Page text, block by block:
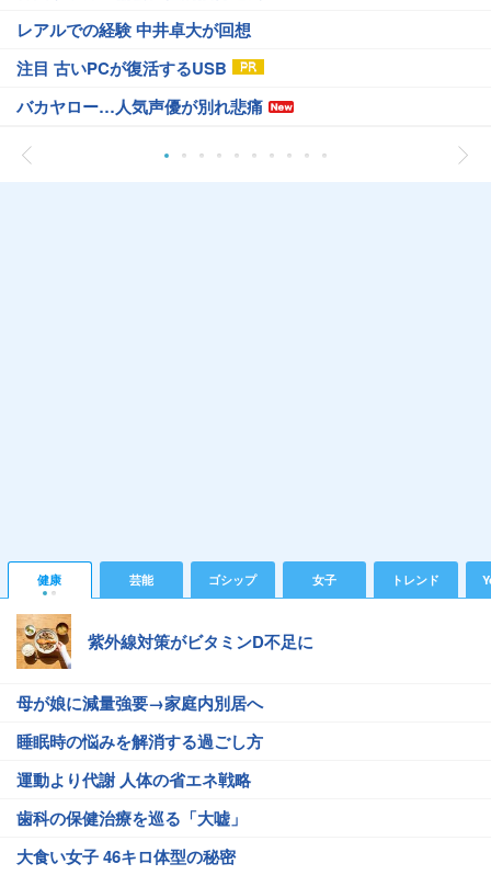
レアルでの経験 中井卓大が回想
注目 古いPCが復活するUSB
バカヤロー…人気声優が別れ悲痛
健康 芸能 ゴシップ 女子 トレンド
紫外線対策がビタミンD不足に
母が娘に減量強要→家庭内別居へ
睡眠時の悩みを解消する過ごし方
運動より代謝 人体の省エネ戦略
歯科の保健治療を巡る「大嘘」
大食い女子 46キロ体型の秘密